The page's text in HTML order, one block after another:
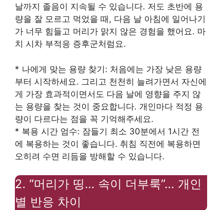
날까지 졸음이 지속될 수 있습니다. 저도 초반에 용
량을 잘 모르고 먹었을 때, 다음 날 아침에 일어나기
가 너무 힘들고 머리가 맑지 않은 경험을 했어요. 마
치 시차 부적응 증후군처럼요.
* 나에게 맞는 용량 찾기: 처음에는 가장 낮은 용량
부터 시작하세요. 그리고 천천히 늘려가면서 자신에
게 가장 효과적이면서도 다음 날에 영향을 주지 않
는 용량을 찾는 것이 중요합니다. 개인마다 적정 용
량이 다르다는 점을 꼭 기억해주세요.
* 복용 시간 엄수: 잠들기 최소 30분에서 1시간 전
에 복용하는 것이 좋습니다. 취침 직전에 복용하면
오히려 수면 리듬을 방해할 수 있습니다.
2. “머리가 띵… 속이 더부룩”… 개인
별 반응 차이